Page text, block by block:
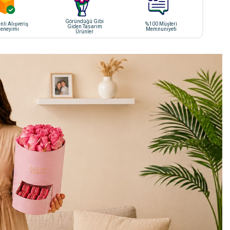
Alışveriş
Göründüğü Gibi
Giden Tasarım
Ürünler
%100 Müşteri
Memnuniyeti